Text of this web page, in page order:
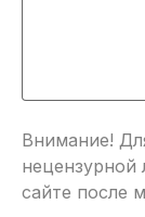
Внимание!
нецензурной
сайте после